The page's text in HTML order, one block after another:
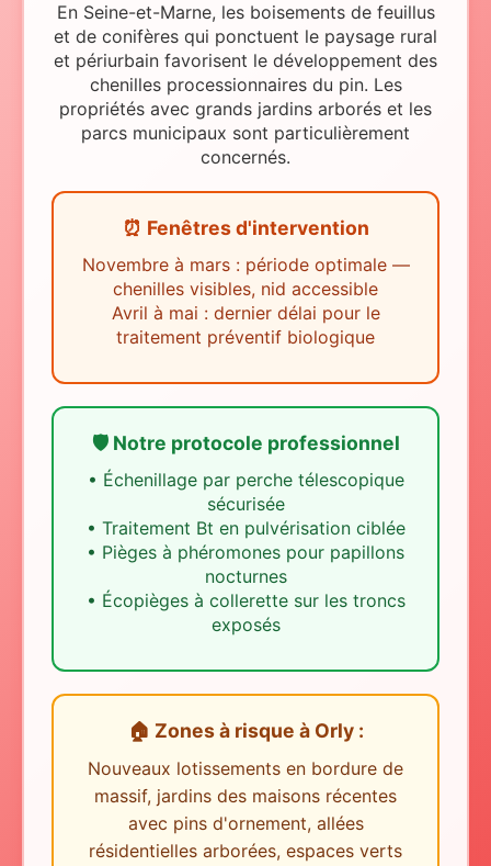
En Seine-et-Marne, les boisements de feuillus
et de conifères qui ponctuent le paysage rural
et périurbain favorisent le développement des
chenilles processionnaires du pin. Les
propriétés avec grands jardins arborés et les
parcs municipaux sont particulièrement
concernés.
⏰ Fenêtres d'intervention
Novembre à mars : période optimale —
chenilles visibles, nid accessible
Avril à mai : dernier délai pour le
traitement préventif biologique
🛡️ Notre protocole professionnel
• Échenillage par perche télescopique
sécurisée
• Traitement Bt en pulvérisation ciblée
• Pièges à phéromones pour papillons
nocturnes
• Écopièges à collerette sur les troncs
exposés
🏠 Zones à risque à Orly :
Nouveaux lotissements en bordure de
massif, jardins des maisons récentes
avec pins d'ornement, allées
résidentielles arborées, espaces verts